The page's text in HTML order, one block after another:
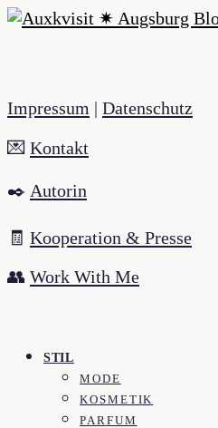
Impressum | Datenschutz
💌 Kontakt
✒️ Autorin
🧾 Kooperation & Presse
👥 Work With Me
STIL
MODE
KOSMETIK
PARFUM